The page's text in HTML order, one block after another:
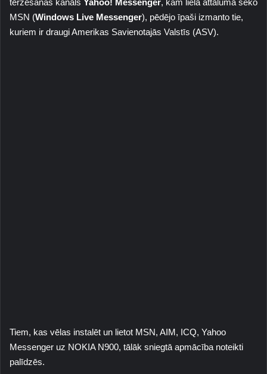
MSN (Windows Live Messenger), pēdējo īpaši izmanto tie,
kuriem ir draugi Amerikas Savienotajās Valstīs (ASV).
Tiem, kas vēlas instalēt un lietot MSN, AIM, ICQ, Yahoo
Messenger uz NOKIA N900, tālāk sniegtā apmācība noteikti
palīdzēs.